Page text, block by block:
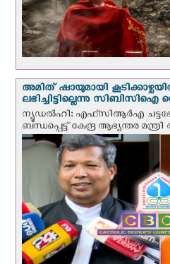
അമിത് ഷായുമായി
ലഭിച്ചിട്ടില്ലെന്നു സിബിസിഐ
ന്യൂഡല്‍ഹി: എഫ്‌സിആര്‍എ
ബന്ധപ്പെട്ട് കേന്ദ്ര ആഭ്യന്തര